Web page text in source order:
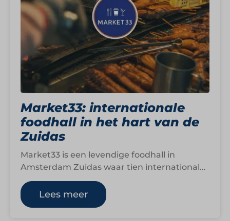
Market33: internationale
foodhall in het hart van de
Zuidas
Market33 is een levendige foodhall in
Amsterdam Zuidas waar tien internationale
foodstands en een centrale bar
samenkomen in één bruisende…
Lees meer